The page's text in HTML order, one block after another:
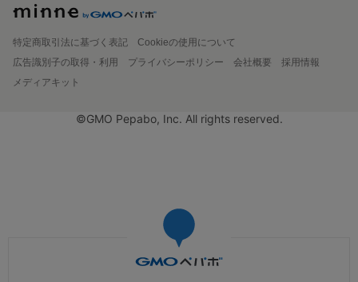
特定商取引法に基づく表記
Cookieの使用について
広告識別子の取得・利用
プライバシーポリシー 会社概要
採用情報
メディアキット
©GMO Pepabo, Inc. All rights reserved.